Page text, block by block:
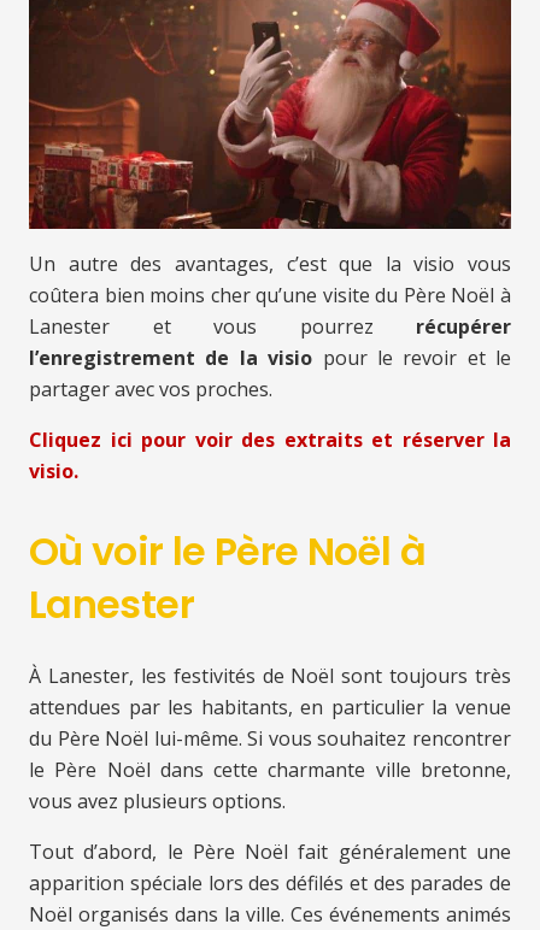
Un autre des avantages, c’est que la visio vous
coûtera bien moins cher qu’une visite du Père Noël à
Lanester et vous pourrez récupérer
l’enregistrement de la visio pour le revoir et le
partager avec vos proches.
Cliquez ici pour voir des extraits et réserver la
visio.
Où voir le Père Noël à
Lanester
À Lanester, les festivités de Noël sont toujours très
attendues par les habitants, en particulier la venue
du Père Noël lui-même. Si vous souhaitez rencontrer
le Père Noël dans cette charmante ville bretonne,
vous avez plusieurs options.
Tout d’abord, le Père Noël fait généralement une
apparition spéciale lors des défilés et des parades de
Noël organisés dans la ville. Ces événements animés